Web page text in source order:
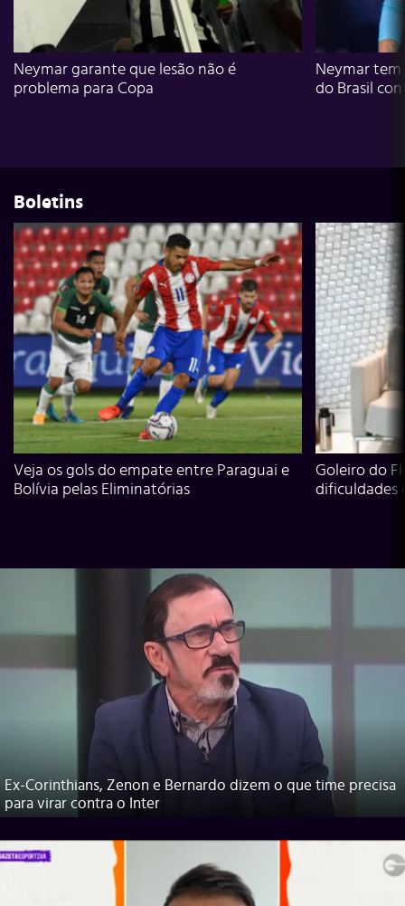
Neymar garante que lesão não é
problema para Copa
Neymar
do Brasil
Boletins
Veja os gols do empate entre Paraguai e
Bolívia pelas Eliminatórias
Goleiro do
dificuldades
Ex-Corinthians, Zenon e Bernardo dizem o que time precisa
para virar contra o Inter